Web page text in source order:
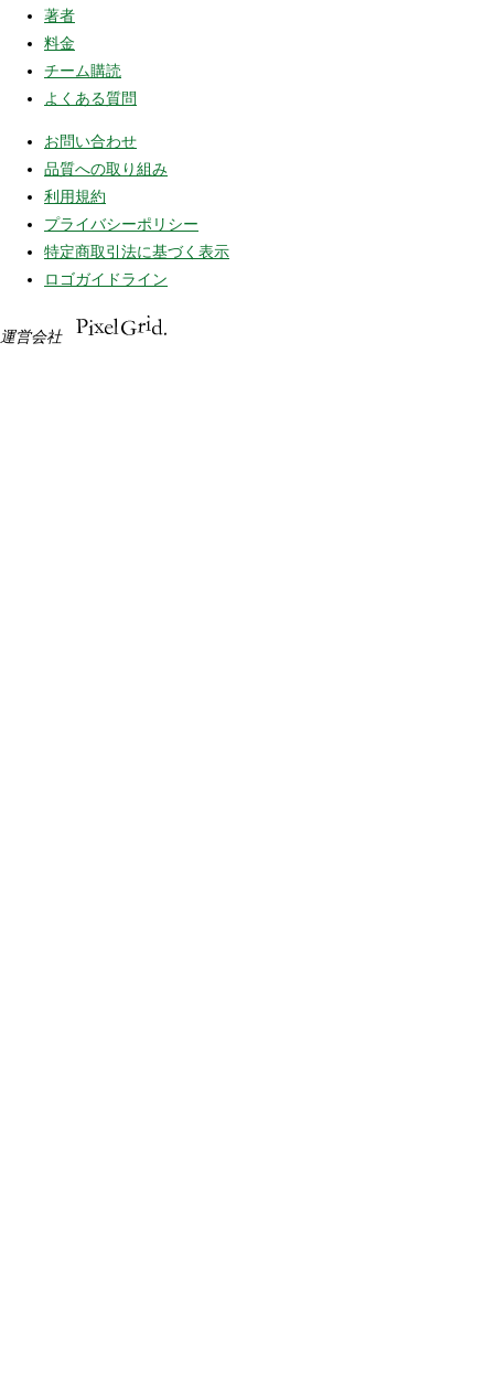
著者
料金
チーム購読
よくある質問
お問い合わせ
品質への取り組み
利用規約
プライバシーポリシー
特定商取引法に基づく表示
ロゴガイドライン
運営会社